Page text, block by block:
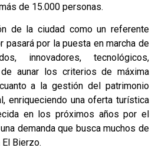
de 15.000 personas.
de la ciudad como un referente
pasará por la puesta en marcha de
innovadores, tecnológicos,
aunar los criterios de máxima
a la gestión del patrimonio
enriqueciendo una oferta turística
en los próximos años por el
demanda que busca muchos de
Bierzo.